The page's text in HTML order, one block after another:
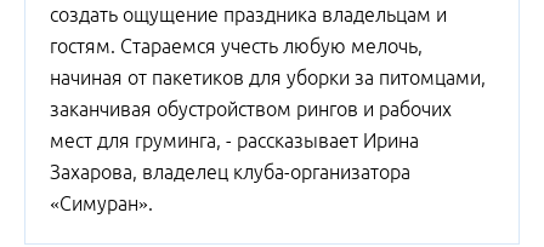
создать ощущение праздника владельцам и
гостям. Стараемся учесть любую мелочь,
начиная от пакетиков для уборки за питомцами,
заканчивая обустройством рингов и рабочих
мест для груминга, - рассказывает Ирина
Захарова, владелец клуба-организатора
«Симуран».